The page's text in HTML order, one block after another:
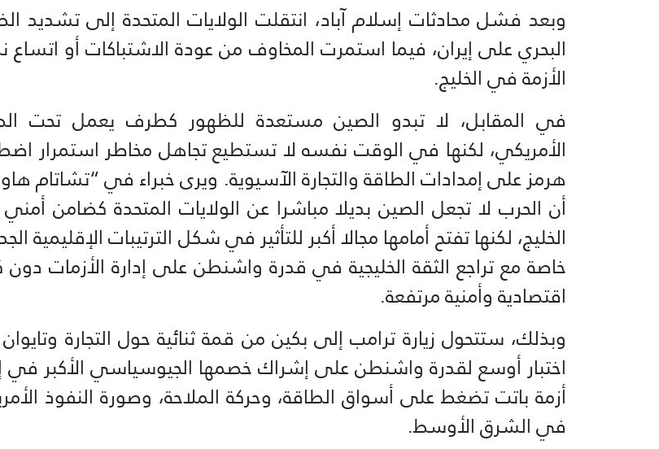
وبعد فشل محادثات إسلام آباد، انتقلت الولايات المتحدة إلى تشديد
البحري على إيران، فيما استمرت المخاوف من عودة الاشتباكات أو اتساع
الأزمة في الخليج.
في المقابل، لا تبدو الصين مستعدة للظهور كطرف يعمل تحت
الأمريكي، لكنها في الوقت نفسه لا تستطيع تجاهل مخاطر استمرار
هرمز على إمدادات الطاقة والتجارة الآسيوية. ويرى خبراء في “تشاتام
أن الحرب لا تجعل الصين بديلا مباشرا عن الولايات المتحدة كضامن
الخليج، لكنها تفتح أمامها مجالا أكبر للتأثير في شكل الترتيبات الإقليمية
خاصة مع تراجع الثقة الخليجية في قدرة واشنطن على إدارة الأزمات دون
اقتصادية وأمنية مرتفعة.
وبذلك، ستتحول زيارة ترامب إلى بكين من قمة ثنائية حول التجارة
اختبار أوسع لقدرة واشنطن على إشراك خصمها الجيوسياسي الأكبر في
أزمة باتت تضغط على أسواق الطاقة، وحركة الملاحة، وصورة النفوذ
في الشرق الأوسط.